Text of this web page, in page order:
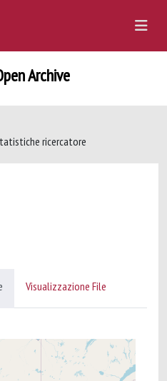
Archive
ricercatore
Visualizzazione File